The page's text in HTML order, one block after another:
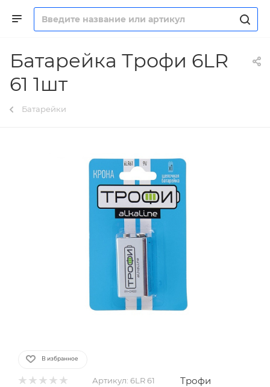
Батарейка Трофи 6LR
61 1шт
Батарейки
В избранное
Артикул: 6LR 61 Трофи